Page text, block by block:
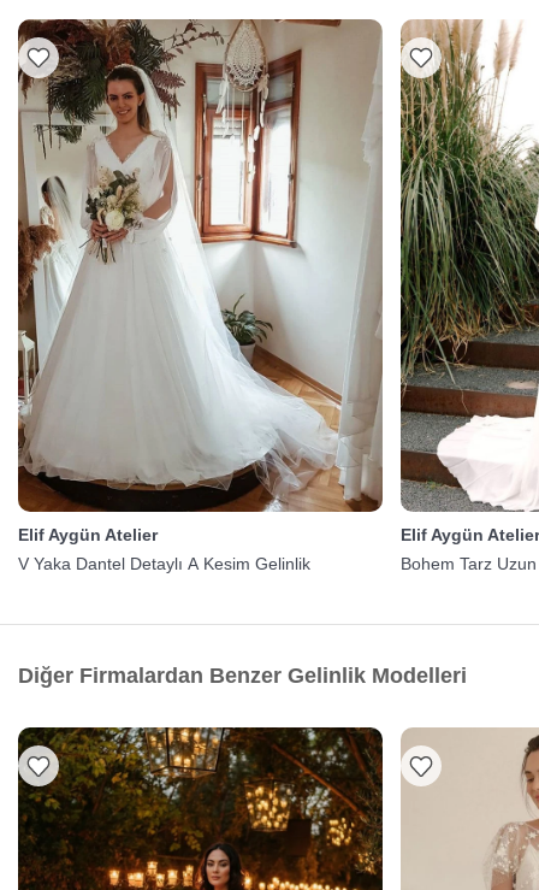
Elif Aygün Atelier
V Yaka Dantel Detaylı A Kesim Gelinlik
Elif Aygün
Bohem Tarz
Diğer Firmalardan Benzer Gelinlik Modelleri